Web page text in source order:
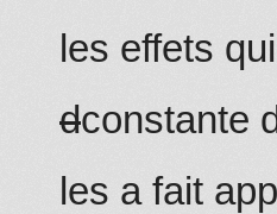
les effets
dconstante
les a fait